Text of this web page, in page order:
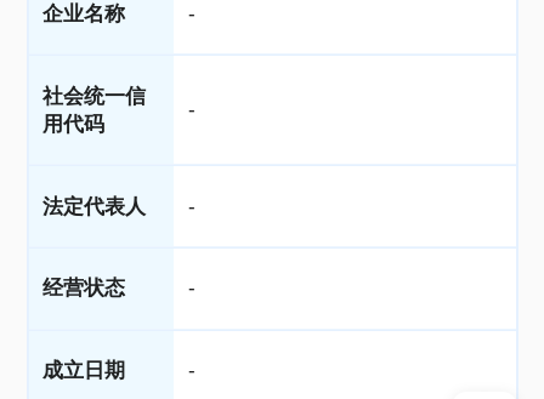
企业名称 -
社会统一信
用代码
-
法定代表人 -
经营状态 -
成立日期 -